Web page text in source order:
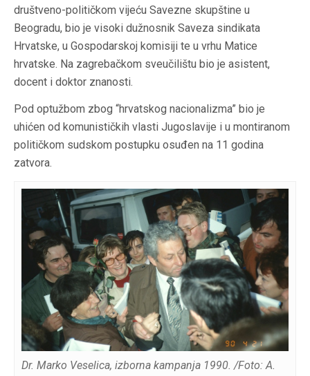
društveno-političkom vijeću Savezne skupštine u
Beogradu, bio je visoki dužnosnik Saveza sindikata
Hrvatske, u Gospodarskoj komisiji te u vrhu Matice
hrvatske. Na zagrebačkom sveučilištu bio je asistent,
docent i doktor znanosti.
Pod optužbom zbog “hrvatskog nacionalizma” bio je
uhićen od komunističkih vlasti Jugoslavije i u montiranom
političkom sudskom postupku osuđen na 11 godina
zatvora.
Dr. Marko Veselica, izborna kampanja 1990. /Foto: A.